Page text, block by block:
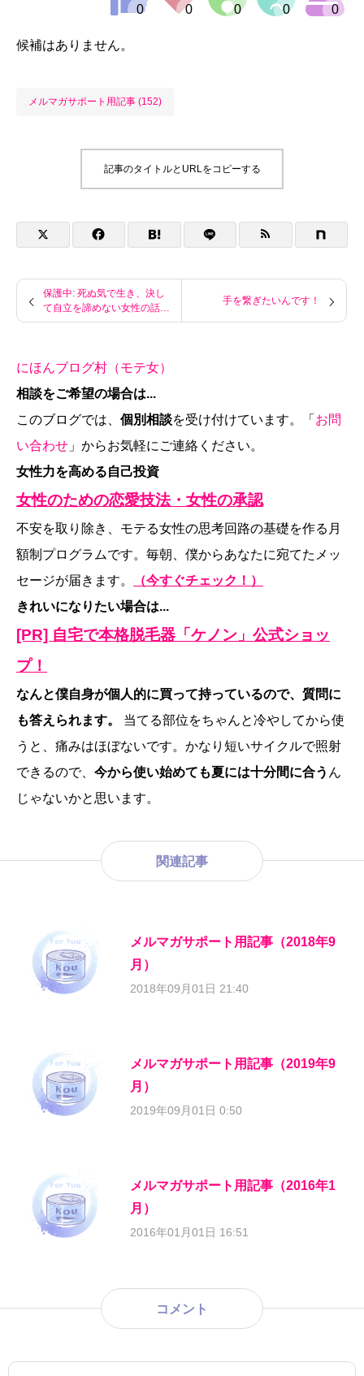
候補はありません。
メルマガサポート用記事 (152)
記事のタイトルとURLをコピーする
保護中: 死ぬ気で生き、決し
て自立を諦めない女性の話
（メルマガ読者限定記事）
手を繋ぎたいんです！
にほんブログ村（モテ女）
相談をご希望の場合は...
このブログでは、 個別相談を受け付けています。「 お問
い合わせ 」からお気軽にご連絡ください。
女性力を高める自己投資
女性のための恋愛技法・女性の承認
不安を取り除き、モテる女性の思考回路の基礎を作る月
額制プログラムです。毎朝、僕からあなたに宛てたメッ
セージが届きます。
（今すぐチェック！）
きれいになりたい場合は...
[PR] 自宅で本格脱毛器「ケノン」公式ショッ
プ！
なんと僕自身が個人的に買って持っているので、質問に
も答えられます。
当てる部位をちゃんと冷やしてから使
うと、痛みはほぼないです。かなり短いサイクルで照射
できるので、 今から使い始めても夏には十分間に合う ん
じゃないかと思います。
関連記事
メルマガサポート用記事（2018年9
月）
2018年09月01日 21:40
メルマガサポート用記事（2019年9
月）
2019年09月01日 0:50
メルマガサポート用記事（2016年1
月）
2016年01月01日 16:51
コメント